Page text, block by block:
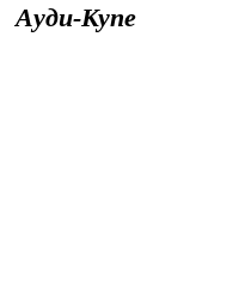
Aуди-Купе